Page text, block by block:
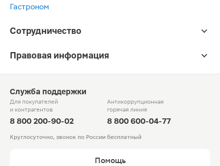
Гастроном
Сотрудничество
Правовая информация
Служба поддержки
Для покупателей
и контрагентов
8 800 200-90-02
Антикоррупционная
горячая линия
8 800 600-04-77
Круглосуточно, звонок по России бесплатный
Помощь